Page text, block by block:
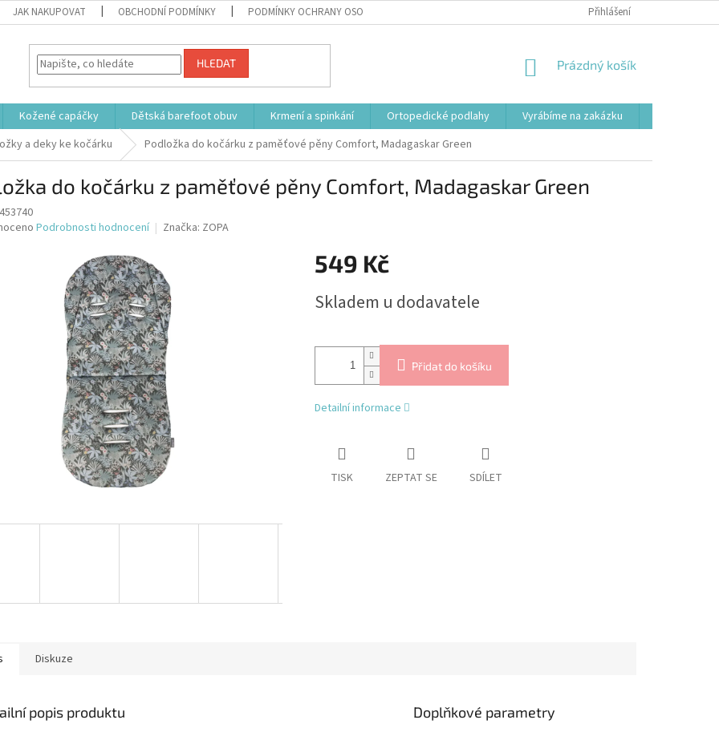
JAK NAKUPOVAT OBCHODNÍ PODMÍNKY PODMÍNKY OCHRANY OSOBNÍCH ÚDAJŮ Přihlášení
HLEDAT
NÁKUPNÍ
Prázdný košík
Kožené capáčky Dětská barefoot obuv Krmení a spinkání Ortopedické podlahy Vyrábíme na zakázku
a deky ke kočárku
Podložka do kočárku z paměťové pěny Comfort, Madagaskar Green
do kočárku z paměťové pěny Comfort, Madagaskar Green
Podrobnosti hodnocení Značka: ZOPA
549 Kč
cena:
Skladem u dodavatele
Přidat do košíku
Detailní informace
TISK ZEPTAT SE SDÍLET
Diskuze
popis produktu Doplňkové parametry